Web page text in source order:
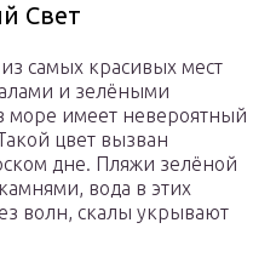
Свет
из самых красивых мест
и зелёными
имеет невероятный
цвет вызван
дне. Пляжи зелёной
вода в этих
волн, скалы укрывают